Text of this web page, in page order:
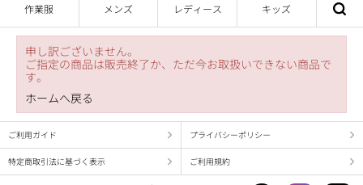
作業服 メンズ レディース キッズ
申し訳ございません。
ご指定の商品は販売終了か、ただ今お取扱いできない商品で
す。
ホームへ戻る
ご利用ガイド プライバシーポリシー
特定商取引法に基づく表示 ご利用規約